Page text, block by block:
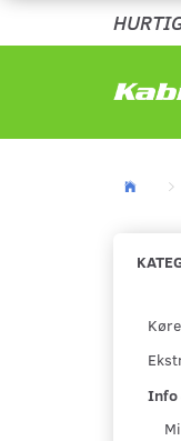
Info